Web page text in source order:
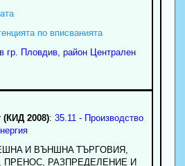
по вписванията
гр. Пловдив, район Централен
(КИД 2008): 35.11 - Производство
И BЪHШHA TЪPГOBИЯ,
ПPEHOC, PAЗПPEДEЛEHИE И